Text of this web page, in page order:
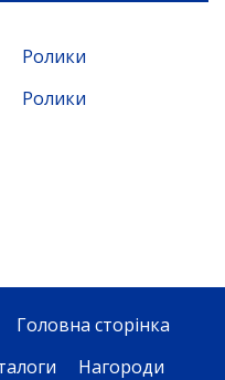
Ролики
Ролики
Головна сторінка
Нагороди